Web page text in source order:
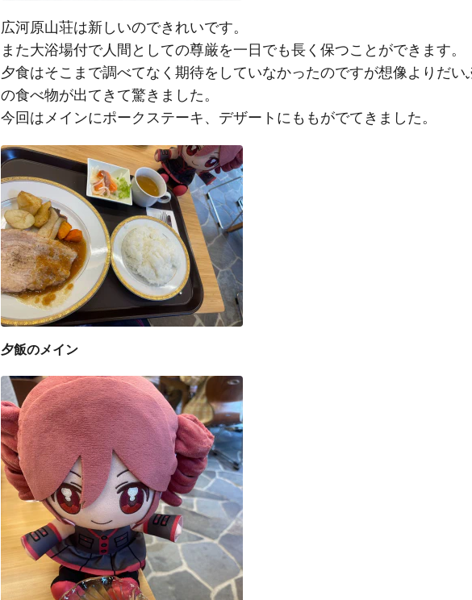
広河原山荘は新しいのできれいです。
また大浴場付で人間としての尊厳を一日でも長く保つことができます。
夕食はそこまで調べてなく期待をしていなかったのですが想像よりだい
の食べ物が出てきて驚きました。
今回はメインにポークステーキ、デザートにももがでてきました。
夕飯のメイン